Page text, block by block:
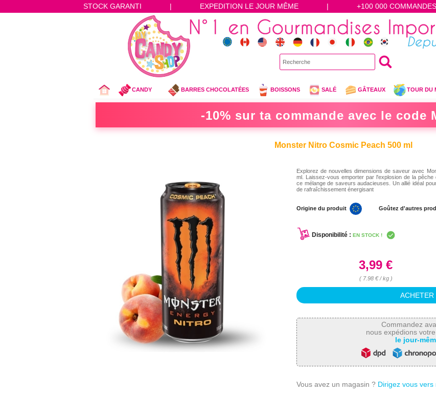
STOCK GARANTI | EXPEDITION LE JOUR MÊME | +100 000
CANDY BARRES CHOCOLATÉES BOISSONS SALÉ GÂTEAUX TOUR DU
-10% sur ta commande avec le code
Monster Nitro Cosmic Peach 500 ml
Explorez de nouvelles dimensions de saveur avec
ml. Laissez-vous emporter par l'explosion de la
ce mélange de saveurs audacieuses. Un allié idéal
de rafraîchissement énergisant
Origine du produit Goûtez d'autres
Disponibilité : EN STOCK !
3,99 €
( 7.98 € / kg )
Commandez
nous expédions
le jour-
Vous avez un magasin ? Dirigez vous